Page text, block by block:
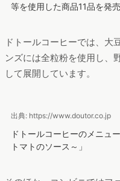
等を使用した商品11品を発
ドトールコーヒーでは、大
ンズには全粒粉を使用し、
して展開しています。